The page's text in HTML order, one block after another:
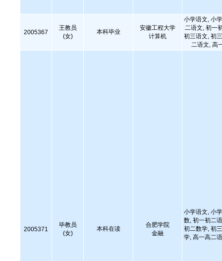
2005367
王教员
(女)
本科毕业
安徽工程大学
计算机
小学语文, 小
二语文, 初一
初三语文, 初
二语文, 高
2005371
毕教员
(女)
本科在读
合肥学院
金融
小学语文, 小
数, 初一初二
初二数学, 初
学, 高一高二